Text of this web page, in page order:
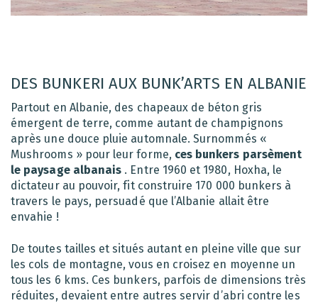
DES BUNKERI AUX BUNK’ARTS EN ALBANIE
Partout en Albanie, des chapeaux de béton gris
émergent de terre, comme autant de champignons
après une douce pluie automnale. Surnommés «
Mushrooms » pour leur forme, ces bunkers parsèment
le paysage albanais . Entre 1960 et 1980, Hoxha, le
dictateur au pouvoir, fit construire 170 000 bunkers à
travers le pays, persuadé que l’Albanie allait être
envahie !
De toutes tailles et situés autant en pleine ville que sur
les cols de montagne, vous en croisez en moyenne un
tous les 6 kms. Ces bunkers, parfois de dimensions très
réduites, devaient entre autres servir d’abri contre les